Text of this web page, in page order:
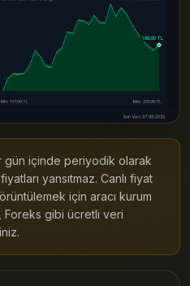
gün içinde periyodik olarak
yansıtmaz. Canlı fiyat
için aracı kurum
Foreks gibi ücretli veri